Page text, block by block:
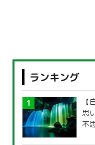
ランキング
思
不